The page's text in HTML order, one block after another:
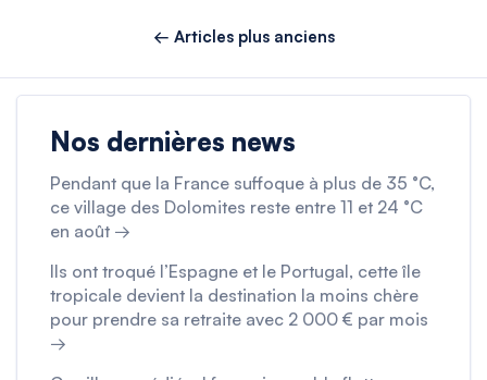
← Articles plus anciens
Nos dernières news
Pendant que la France suffoque à plus de 35 °C,
ce village des Dolomites reste entre 11 et 24 °C
en août →
Ils ont troqué l’Espagne et le Portugal, cette île
tropicale devient la destination la moins chère
pour prendre sa retraite avec 2 000 € par mois
→